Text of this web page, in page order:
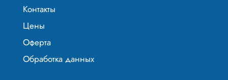
Контакты
Цены
Оферта
Обработка данных